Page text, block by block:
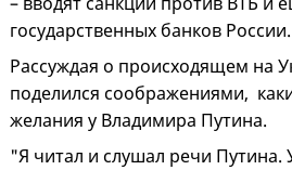
государственных банков России.
Рассуждая о происходящем на
поделился соображениями,
желания у Владимира Путина.
"Я читал и слушал речи Путина.